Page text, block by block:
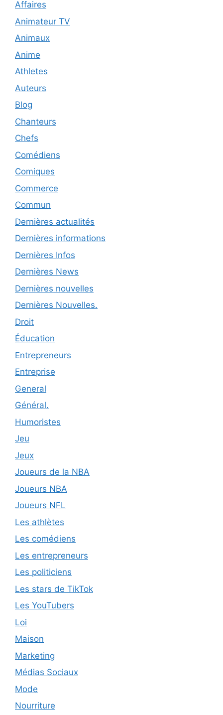
Affaires
Animateur TV
Animaux
Anime
Athletes
Auteurs
Blog
Chanteurs
Chefs
Comédiens
Comiques
Commerce
Commun
Dernières actualités
Dernières informations
Dernières Infos
Dernières News
Dernières nouvelles
Dernières Nouvelles.
Droit
Éducation
Entrepreneurs
Entreprise
General
Général.
Humoristes
Jeu
Jeux
Joueurs de la NBA
Joueurs NBA
Joueurs NFL
Les athlètes
Les comédiens
Les entrepreneurs
Les politiciens
Les stars de TikTok
Les YouTubers
Loi
Maison
Marketing
Médias Sociaux
Mode
Nourriture